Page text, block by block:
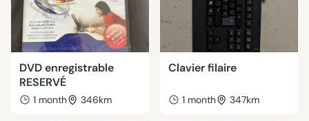
DVD enregistrable
RESERVÉ
1 month 346km
Clavier filaire
1 month 347km